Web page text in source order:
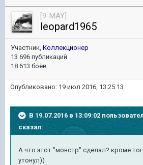
[9-MAY]
leopard1965
Участник, Коллекционер
13 696 публикаций
18 613 боёв
Опубликовано: 19 июл 2016, 13:25:13
В 19.07.2016 в 13:09:02
сказал:
А что этот "монстр" сделал? кроме
утонул))